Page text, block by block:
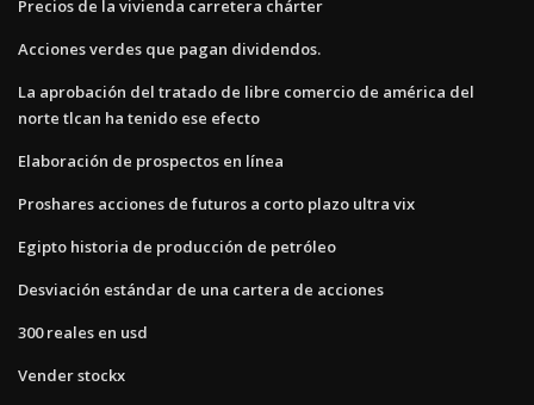
Precios de la vivienda carretera chárter
Acciones verdes que pagan dividendos.
La aprobación del tratado de libre comercio de américa del
norte tlcan ha tenido ese efecto
Elaboración de prospectos en línea
Proshares acciones de futuros a corto plazo ultra vix
Egipto historia de producción de petróleo
Desviación estándar de una cartera de acciones
300 reales en usd
Vender stockx